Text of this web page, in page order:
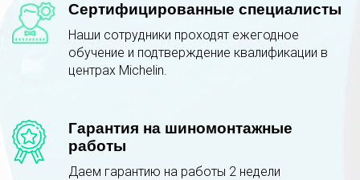
Сертифицированные специалисты
Наши сотрудники проходят ежегодное
обучение и подтверждение квалификации в
центрах Michelin.
Гарантия на шиномонтажные
работы
Даем гарантию на работы 2 недели